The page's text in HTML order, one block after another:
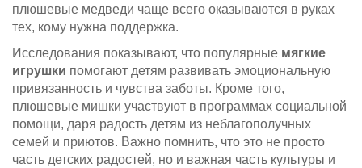
плюшевые медведи чаще всего оказываются в руках
тех, кому нужна поддержка.
Исследования показывают, что популярные мягкие
игрушки помогают детям развивать эмоциональную
привязанность и чувства заботы. Кроме того,
плюшевые мишки участвуют в программах социальной
помощи, даря радость детям из неблагополучных
семей и приютов. Важно помнить, что это не просто
часть детских радостей, но и важная часть культуры и